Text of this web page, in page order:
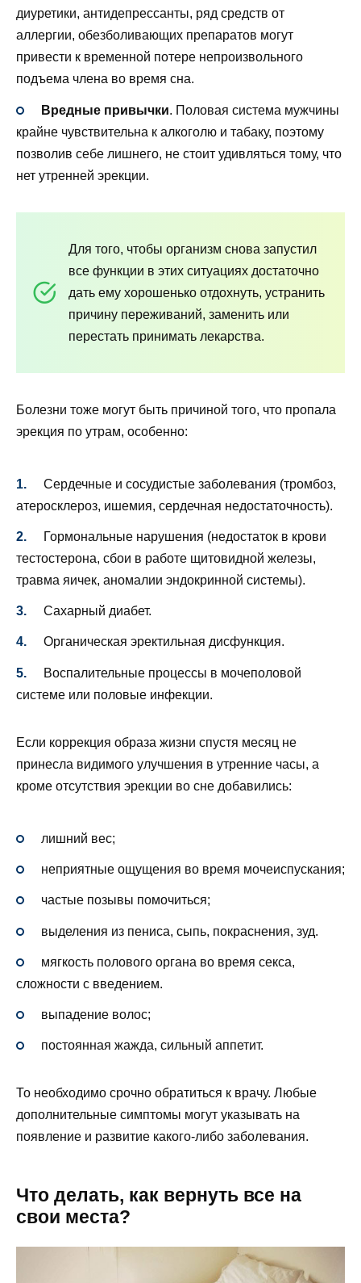
диуретики, антидепрессанты, ряд средств от
аллергии, обезболивающих препаратов могут
привести к временной потере непроизвольного
подъема члена во время сна.
Вредные привычки. Половая система мужчины
крайне чувствительна к алкоголю и табаку, поэтому
позволив себе лишнего, не стоит удивляться тому, что
нет утренней эрекции.
Для того, чтобы организм снова запустил
все функции в этих ситуациях достаточно
дать ему хорошенько отдохнуть, устранить
причину переживаний, заменить или
перестать принимать лекарства.
Болезни тоже могут быть причиной того, что пропала
эрекция по утрам, особенно:
Сердечные и сосудистые заболевания (тромбоз,
атеросклероз, ишемия, сердечная недостаточность).
Гормональные нарушения (недостаток в крови
тестостерона, сбои в работе щитовидной железы,
травма яичек, аномалии эндокринной системы).
Сахарный диабет.
Органическая эректильная дисфункция.
Воспалительные процессы в мочеполовой
системе или половые инфекции.
Если коррекция образа жизни спустя месяц не
принесла видимого улучшения в утренние часы, а
кроме отсутствия эрекции во сне добавились:
лишний вес;
неприятные ощущения во время мочеиспускания;
частые позывы помочиться;
выделения из пениса, сыпь, покраснения, зуд.
мягкость полового органа во время секса,
сложности с введением.
выпадение волос;
постоянная жажда, сильный аппетит.
То необходимо срочно обратиться к врачу. Любые
дополнительные симптомы могут указывать на
появление и развитие какого-либо заболевания.
Что делать, как вернуть все на
свои места?